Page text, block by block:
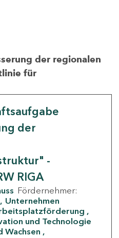
der regionalen
für
der
-
RIGA
Fördernehmer:
Unternehmen
und Technologie
Wachsen